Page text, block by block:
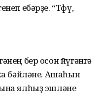
ебәрҙе. “Тфү,
бер осон йүгәнгә
бәйләне. Ашаһын
ялһыҙ эшләне